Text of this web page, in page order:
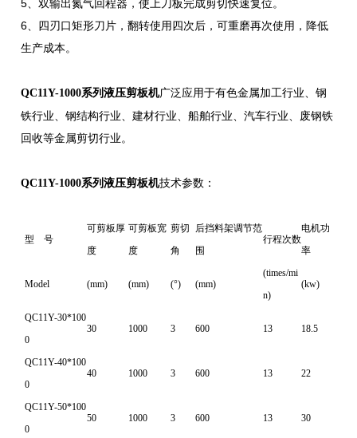
5、双输出氮气回程器，使上刀板完成剪切快速复位。
6、四刃口矩形刀片，翻转使用四次后，可重磨再次使用，降低
生产成本。
QC11Y-1000系列液压剪板机广泛应用于有色金属加工行业、钢
铁行业、钢结构行业、建材行业、船舶行业、汽车行业、废钢铁
回收等金属剪切行业。
QC11Y-1000系列液压剪板机技术参数：
型 号
可剪板厚
度
可剪板宽
度
剪切
角
后挡料架调节范
围
行程次数
电机功
率
Model (mm) (mm) (°) (mm)
(times/mi
n)
(kw)
QC11Y-30*100
0
30 1000 3 600 13 18.5
QC11Y-40*100
0
40 1000 3 600 13 22
QC11Y-50*100
0
50 1000 3 600 13 30